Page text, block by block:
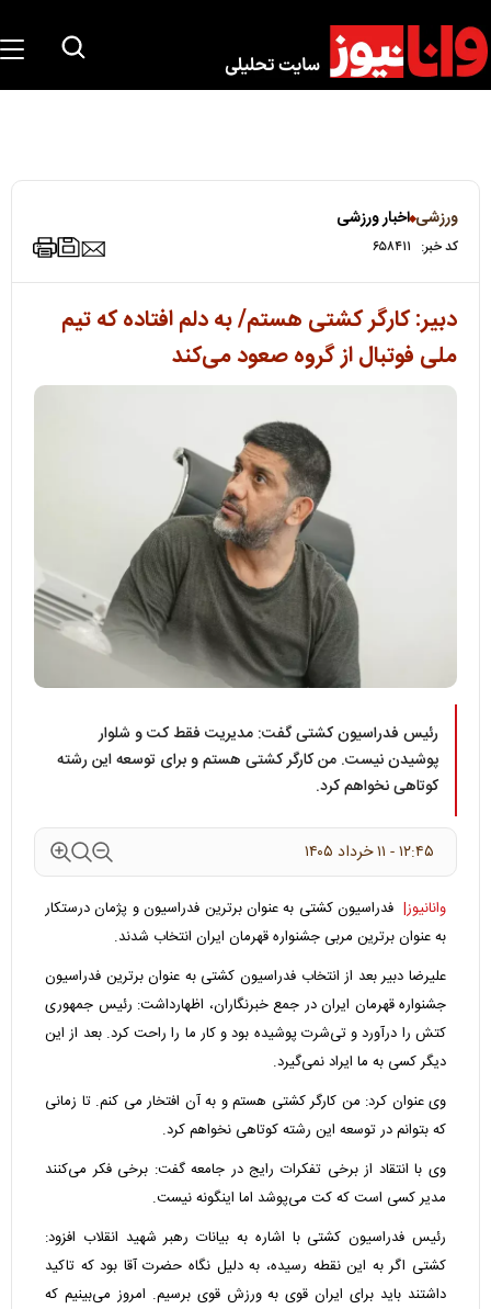
ورزشی اخبار ورزشی
کد خبر: ۶۵۸۴۱۱
دبیر: کارگر کشتی هستم/ به دلم افتاده که تیم
ملی فوتبال از گروه صعود می‌کند
رئیس فدراسیون کشتی گفت: مدیریت فقط کت و شلوار
پوشیدن نیست. من کارگر کشتی هستم و برای توسعه این رشته
کوتاهی نخواهم کرد.
۱۲:۴۵ - ۱۱ خرداد ۱۴۰۵
وانانیوز| فدراسیون کشتی به عنوان برترین فدراسیون و پژمان درستکار
به عنوان برترین مربی جشنواره قهرمان ایران انتخاب شدند.
علیرضا دبیر بعد از انتخاب فدراسیون کشتی به عنوان برترین فدراسیون
جشنواره قهرمان ایران در جمع خبرنگاران، اظهارداشت: رئیس جمهوری
کتش را درآورد و تی‌شرت پوشیده بود و کار ما را راحت کرد. بعد از این
دیگر کسی به ما ایراد نمی‌گیرد.
وی عنوان کرد: من کارگر کشتی هستم و به آن افتخار می کنم. تا زمانی
که بتوانم در توسعه این رشته کوتاهی نخواهم کرد.
وی با انتقاد از برخی تفکرات رایج در جامعه گفت: برخی فکر می‌کنند
مدیر کسی است که کت ‌می‌پوشد اما اینگونه نیست.
رئیس فدراسیون کشتی با اشاره به بیانات رهبر شهید انقلاب افزود:
کشتی اگر به این نقطه رسیده، به دلیل نگاه حضرت آقا بود که تاکید
داشتند باید برای ایران قوی به ورزش قوی برسیم. امروز می‌بینیم که